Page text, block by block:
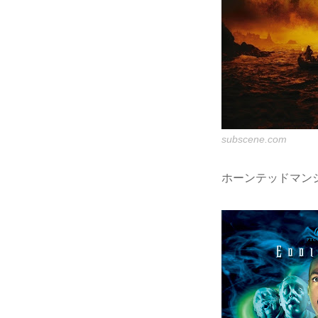
subscene.com
ホーンテッドマン